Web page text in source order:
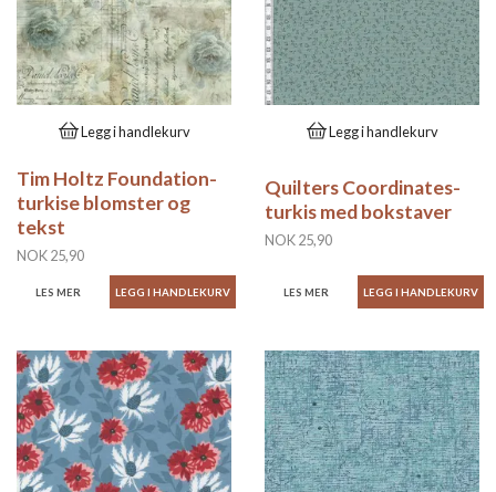
Legg i handlekurv
Tim Holtz Foundation-
turkise blomster og
tekst
NOK 25,90
LES MER
Legg i handlekurv
Quilters Coordinates-
turkis med bokstaver
NOK 25,90
LES MER